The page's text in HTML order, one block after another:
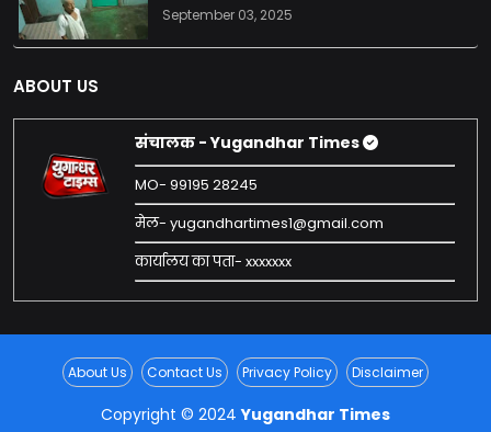
September 03, 2025
ABOUT US
संचालक - Yugandhar Times
MO- 99195 28245
मेल- yugandhartimes1@gmail.com
कार्यालय का पता- xxxxxxx
About Us Contact Us Privacy Policy Disclaimer
Copyright © 2024Yugandhar Times